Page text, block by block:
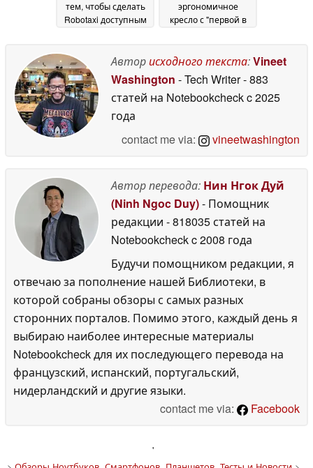
тем, чтобы сделать
Robotaxi доступным
эргономичное
кресло с "первой в
спинкой26 June 2025
Авторисходного текста:Vineet
Washington - Tech Writer- 883
статей на Notebookcheckc 2025
года
contact me via:
vineetwashington
Автор перевода: Нин Нгок Дуй
(Ninh Ngoc Duy)- Помощник
редакции - 818035 статей на
Notebookcheckc 2008 года
Будучи помощником редакции, я
отвечаю за пополнение нашей Библиотеки, в
которой собраны обзоры с самых разных
сторонних порталов. Помимо этого, каждый день я
выбираю наиболее интересные материалы
Notebookcheck для их последующего перевода на
французский, испанский, португальский,
нидерландский и другие языки.
contact me via:
Facebook
'